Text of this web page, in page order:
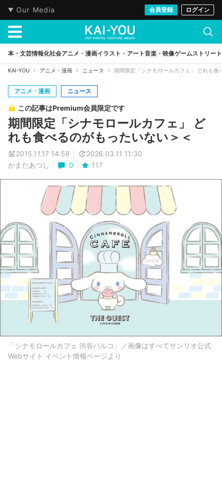
Our Media 会員登録 ログイン
本・文芸情報化社会アニメ・漫画イラスト・アート音楽・映像ゲームストリート
KAI-YOU アニメ・漫画 ニュース 期間限定「シナモロールカフェ」 どれも食
アニメ・漫画 ニュース
この記事はPremium会員限定です
期間限定「シナモロールカフェ」 ど
れも食べるのがもったいない＞＜
2015.11.17 14:58
2026.03.11 11:30
かまたあつし
0 117
「シナモロールカフェ 渋谷パルコ」／画像はすべてサンリオ公式
Webサイト イベント情報ページより